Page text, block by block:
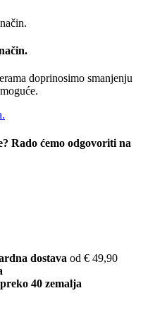
doprinosimo smanjenju
Rado ćemo odgovoriti na
dostava od € 49,90
40 zemalja